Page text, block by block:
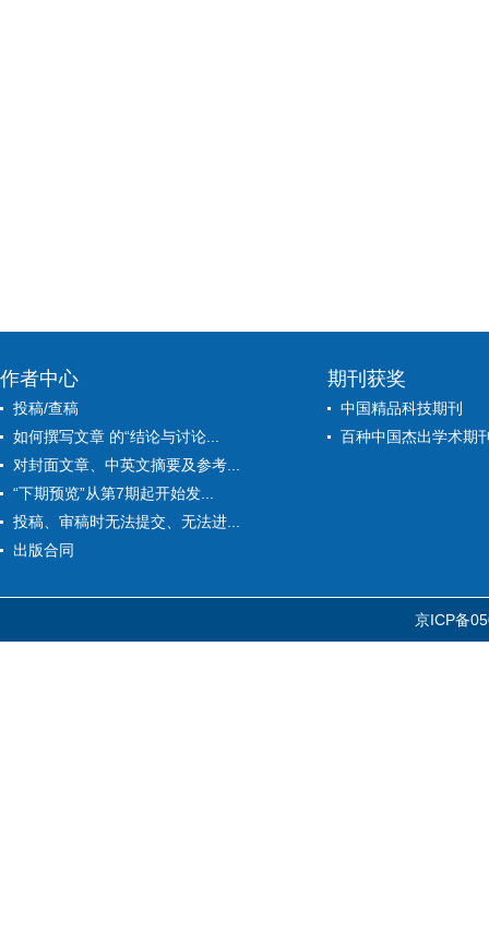
作者中心
投稿/查稿
如何撰写文章 的“结论与讨论...
对封面文章、中英文摘要及参考...
“下期预览”从第7期起开始发...
投稿、审稿时无法提交、无法进...
出版合同
期刊获奖
中国精品科技期刊
百种中国杰出学术期
京ICP备